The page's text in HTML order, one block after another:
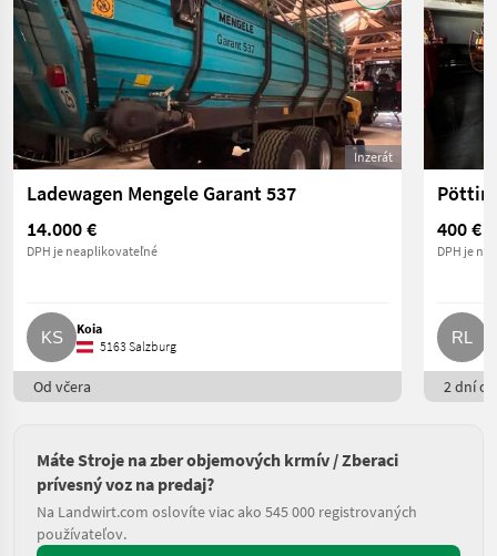
Inzerát
Ladewagen Mengele Garant 537
14.000 €
DPH je neaplikovateľné
Koia
5163 Salzburg
Od včera
400 €
DPH je
2 dní
Máte Stroje na zber objemových krmív / Zberaci
prívesný voz na predaj?
Na Landwirt.com oslovíte viac ako 545 000 registrovaných
používateľov.